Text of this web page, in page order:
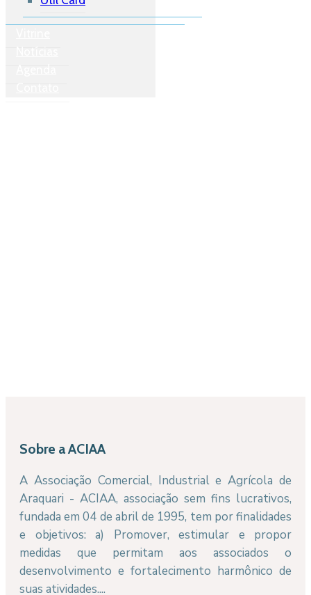
Sobre a ACIAA
A Associação Comercial, Industrial e Agrícola de
Araquari - ACIAA, associação sem fins lucrativos,
fundada em 04 de abril de 1995, tem por finalidades
e objetivos: a) Promover, estimular e propor
medidas que permitam aos associados o
desenvolvimento e fortalecimento harmônico de
suas atividades....